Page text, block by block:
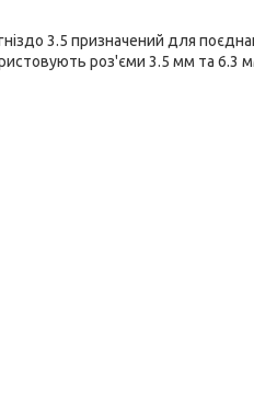
3.5 призначений для
роз'єми 3.5 мм та 6.3